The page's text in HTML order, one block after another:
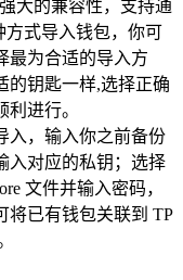
大的兼容性，支持通
方式导入钱包，你可
最为合适的导入方
的钥匙一样,选择正确
进行。
入，输入你之前备份
入对应的私钥；选择
文件并输入密码，
将已有钱包关联到 TP